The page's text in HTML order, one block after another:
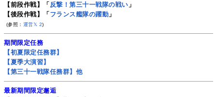
【前段作戦】「 反撃！第三十一戦隊の戦い 」
【後段作戦】「 フランス艦隊の躍動 」
(参照： 運営𝕏 2)
期間限定任務
【初夏限定任務群】
【夏季大演習】
【第三十一戦隊任務群】他
最新期間限定邂逅